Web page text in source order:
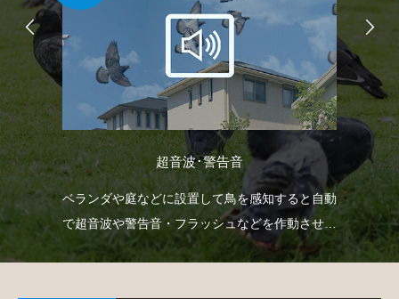
超音波･警告音
ベランダや庭などに設置して鳥を感知すると自動
で超音波や警告音・フラッシュなどを作動させて
鳩の侵入を防ぐという装置です。